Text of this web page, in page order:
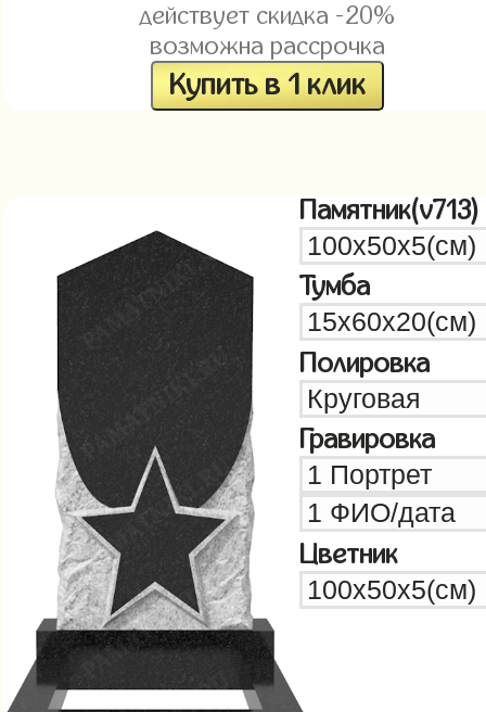
действует скидка -20%
возможна рассрочка
Купить в 1 клик
Памятник(v713)
Тумба
Полировка
Гравировка
Цветник